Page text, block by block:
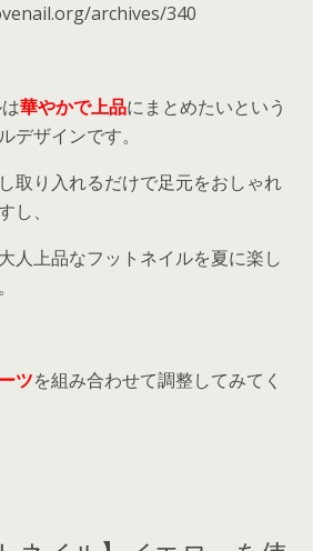
archives/340
華やかで上品にまとめたいという
デザインです。
取り入れるだけで足元をおしゃれ
し、
人上品なフットネイルを夏に楽し
ツを組み合わせて調整してみてく